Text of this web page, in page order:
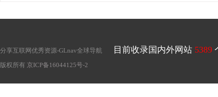
分享互联网优秀资源-GLnav全球导航 目前收录国内外网站 5389
版权所有 京ICP备16044125号-2